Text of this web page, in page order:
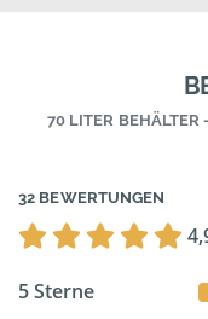
70 LITER BEHÄLTER
32 BEWERTUNGEN
5 Sterne